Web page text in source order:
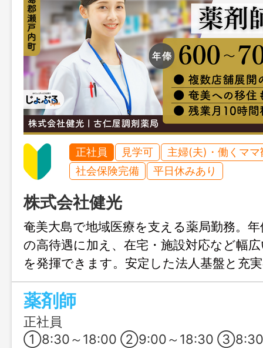
正社員 見学可
主婦(夫)・働くママ
社会保険完備
平日休みあり
株式会社健光
奄美大島で地域医療を支える薬局勤務。
の高待遇に加え、在宅・施設対応など幅
を発揮できます。安定した法人基盤と充
と、地域に寄り添う薬剤師として長く活
す。
薬剤師
正社員
①8:30～18:00 ②9:00～18:30 ③8:30～13:30（土曜日） ④9:00～17:00